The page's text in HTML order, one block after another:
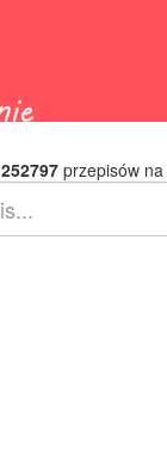
252797przepisów na